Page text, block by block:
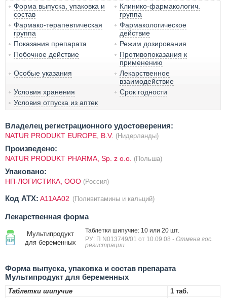
Форма выпуска, упаковка и
состав
Клинико-фармакологич.
группа
Фармако-терапевтическая
группа
Фармакологическое
действие
Показания препарата
Режим дозирования
Побочное действие
Противопоказания к
применению
Особые указания
Лекарственное
взаимодействие
Условия хранения
Срок годности
Условия отпуска из аптек
Владелец регистрационного удостоверения:
NATUR PRODUKT EUROPE, B.V. (Нидерланды)
Произведено:
NATUR PRODUKT PHARMA, Sp. z o.o. (Польша)
Упаковано:
НП-ЛОГИСТИКА, ООО (Россия)
Код ATX: A11AA02 (Поливитамины и кальций)
Лекарственная форма
Мультипродукт
для беременных
Таблетки шипучие: 10 или 20 шт.
РУ: П N013749/01 от 10.09.08 - Отмена гос.
регистрации
Форма выпуска, упаковка и состав препарата
Мультипродукт для беременных
Таблетки шипучие
1 таб.